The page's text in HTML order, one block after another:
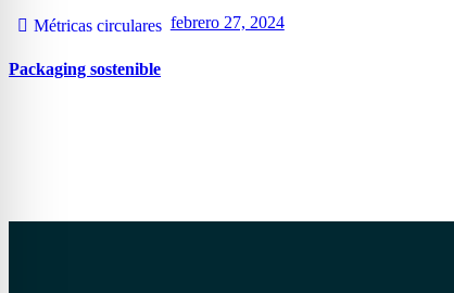
Métricas circulares febrero 27, 2024
Packaging sostenible